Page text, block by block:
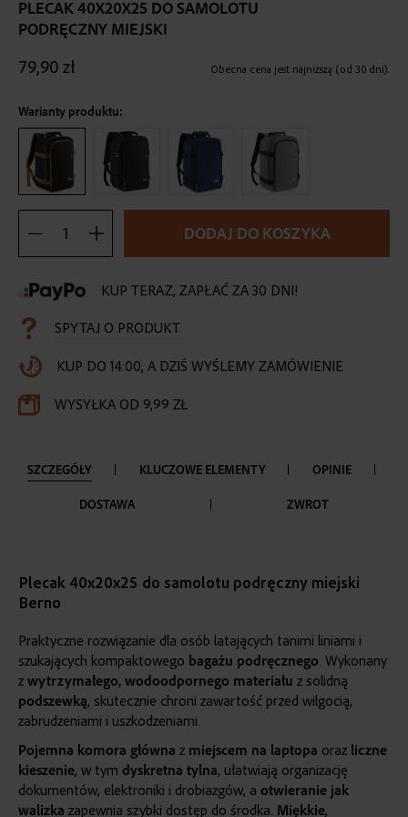
beginning
images
PLECAK 40X20X25 DO SAMOLOTU
PODRĘCZNY MIEJSKI
Obecna cena jest najniższą (od 30 dni).
79,90 zł
Warianty produktu:
DODAJ DO KOSZYKA
KUP TERAZ, ZAPŁAĆ ZA 30 DNI!
SPYTAJ O PRODUKT
KUP DO 14:00, A DZIŚ WYŚLEMY ZAMÓWIENIE
WYSYŁKA OD 9,99 ZŁ
SZCZEGÓŁY KLUCZOWE ELEMENTY OPINIE
DOSTAWA ZWROT
Plecak 40x20x25 do samolotu podręczny miejski
Berno
Praktyczne rozwiązanie dla osób latających tanimi liniami i
szukających kompaktowego bagażu podręcznego. Wykonany
z wytrzymałego, wodoodpornego materiału z solidną
podszewką, skutecznie chroni zawartość przed wilgocią,
zabrudzeniami i uszkodzeniami.
Pojemna komora główna z miejscem na laptopa oraz liczne
kieszenie, w tym dyskretna tylna, ułatwiają organizację
dokumentów, elektroniki i drobiazgów, a otwieranie jak
walizka zapewnia szybki dostęp do środka. Miękkie,